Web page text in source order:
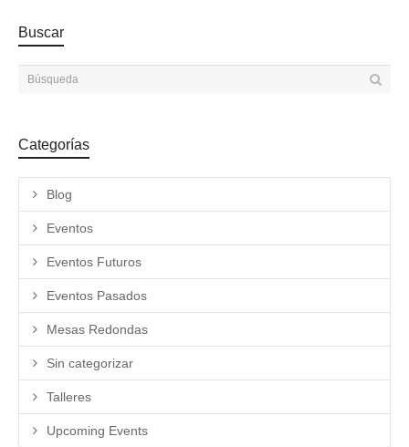
Buscar
Categorías
Blog
Eventos
Eventos Futuros
Eventos Pasados
Mesas Redondas
Sin categorizar
Talleres
Upcoming Events